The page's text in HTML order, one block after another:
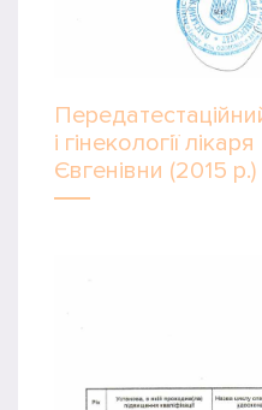
і гінекології
Євгенівни (2015 р.)